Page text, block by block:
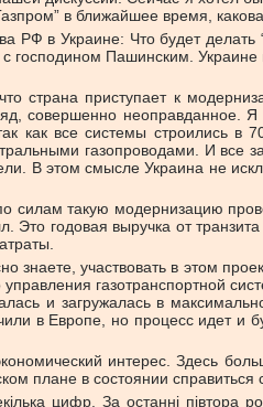
в ближайшее время,
РФ в Украине: Что будет
Пашинским.
страна приступает к
совершенно неоправданное.
как все системы строились
газопроводами. И все
В этом смысле Украина не
такую модернизацию
годовая выручка от
знаете, участвовать в этом
газотранспортной
и загружалась в
в Европе, но процесс идет и
интерес. Здесь
плане в состоянии справиться
цифр. За останні півтора